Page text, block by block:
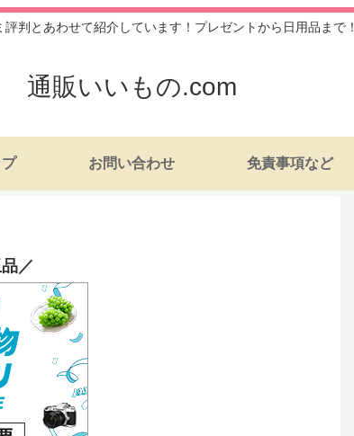
判とあわせて紹介しています！プレゼントから日用品まで！
通販いいもの.com
お問い合わせ 免責事項など
／